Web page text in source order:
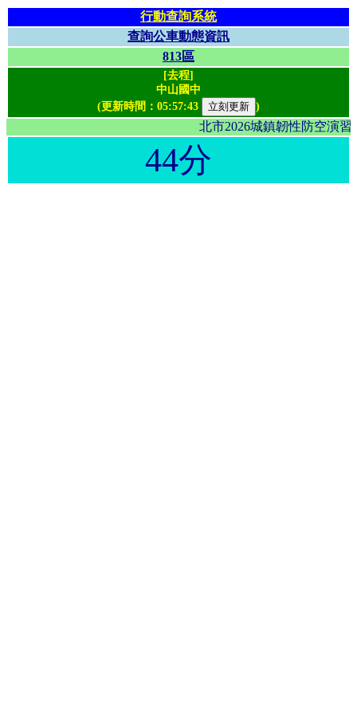
行動查詢系統
查詢公車動態資訊
813區
[去程]
中山國中
(更新時間： 05:57:43 )
北市2026城鎮韌性防空
44分